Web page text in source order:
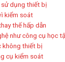
sử dụng thiết bị
kiểm soát
thế hấp dẫn
như công cụ học
không thiết bị
cụ kiểm soát